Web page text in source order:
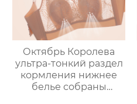
Октябрь Королева
ультра-тонкий раздел
кормления нижнее
белье собраны